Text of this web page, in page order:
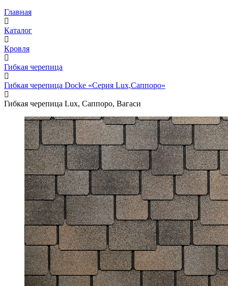
Главная
Каталог
Кровля
Гибкая черепица
Гибкая черепица Docke «Серия Lux,Саппоро»
Гибкая черепица Lux, Саппоро, Вагаси